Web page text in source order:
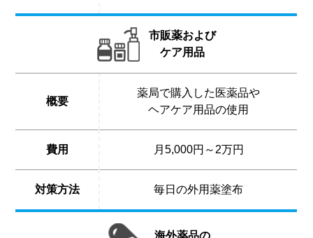
市販薬および
ケア用品
概要
薬局で購入した医薬品や
ヘアケア用品の使用
費用 月5,000円～2万円
対策方法 毎日の外用薬塗布